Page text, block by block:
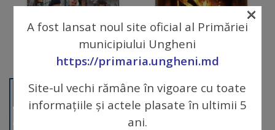
Galerii
Administrație
Primărie
A fost lansat noul site oficial al Primăriei
municipiului Ungheni
https://primaria.ungheni.md
Site-ul vechi rămâne în vigoare cu toate
informațiile și actele plasate în ultimii 5
ani.
×